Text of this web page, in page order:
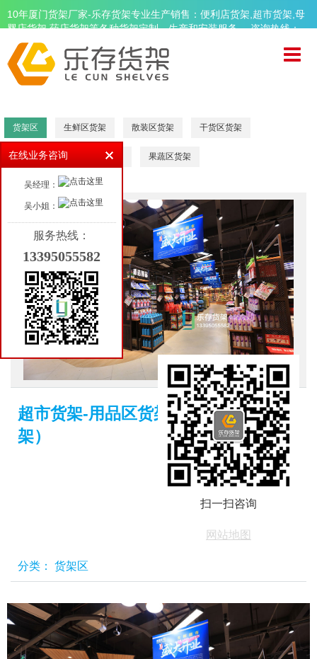
10年厦门货架厂家-乐存货架专业生产销售：便利店货架,超市货架,母
婴店货架,药店货架等各种货架定制、生产和安装服务。 咨询热线：
13395055582
首页
关于乐存
便利店货架
母婴店货架
周边设备
品牌案例
新闻资讯
货架商城
货架区 生鲜区货架 散装区货架 干货区货架
促销区货架 面包区货架 果蔬区货架
超市货架-用品区货架（铁制双面货
架）
分类： 货架区
扫一扫咨询
网站地图
在线业务咨询
吴经理：
吴小姐：
服务热线：
13395055582